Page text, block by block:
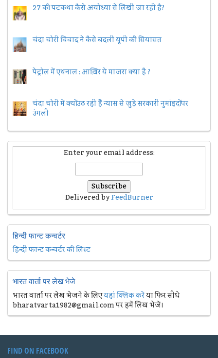
27 की पटकथा कैसे अयोध्या से लिखी जा रही है?
चंदा चोरी विवाद ने कैसे बदली यूपी की सियासत
पेट्रोल में एथनाल : आख़िर ये माजरा क्या है ?
चंदा चोरी में क्यों उठ रही हैैं न्यास से जुड़े सरकारी नुमांइदों पर
उंगली
Enter your email address:
Delivered byFeedBurner
हिन्दी फान्ट कन्वर्टर
हिन्दी फान्ट कन्वर्टर की लिस्ट
भारत वार्ता पर लेख भेजे
भारत वार्ता पर लेख भेजने के लिएयहां क्लिक करेंया फिर सीधे
bharatvarta1982@gmail.com पर हमें लिख भेजें।
FIND ON FACEBOOK